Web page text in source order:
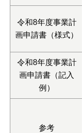
令和8年度事業計
画申請書（様式）
令和8年度事業計
画申請書（記入
例）
参考